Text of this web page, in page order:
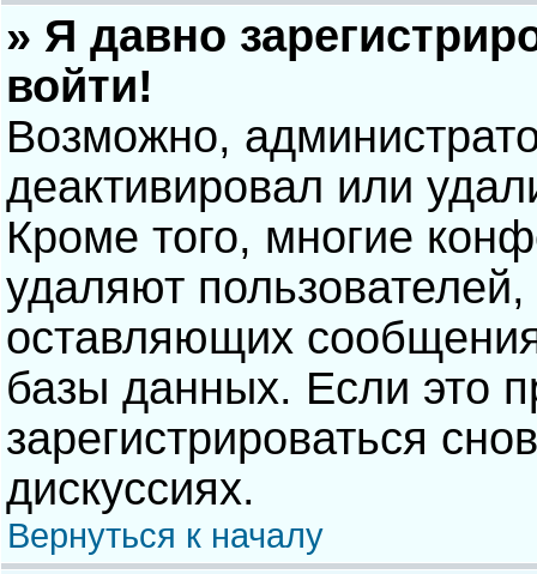
» Я давно
войти!
Возможно,
деактивировал или
Кроме того, многие
удаляют
оставляющих
базы данных. Если это
зарегистрироваться
дискуссиях.
Вернуться к началу